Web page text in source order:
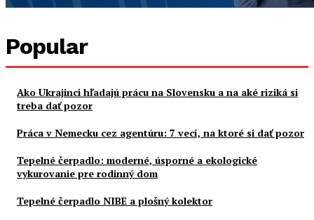
Popular
Ako Ukrajinci hľadajú prácu na Slovensku a na aké riziká si
treba dať pozor
Práca v Nemecku cez agentúru: 7 vecí, na ktoré si dať pozor
Tepelné čerpadlo: moderné, úsporné a ekologické
vykurovanie pre rodinný dom
Tepelné čerpadlo NIBE a plošný kolektor